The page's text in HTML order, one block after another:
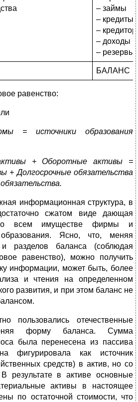
– займы
– кредиты
–
– доходы
– резервы
БАЛАНС
равенство:
= источники образования
+ Оборотные активы =
+ Долгосрочные обязательства
информационная структура, в
сжатом виде дающая
всем имуществе фирмы и
Ясно, что, меняя
разделов баланса (соблюдая
равенство), можно получить
информации, может быть, более
и чтения на определенном
развития, и при этом баланс не
пользовались отечественные
форму баланса. Сумма
была перенесена из пассива
фигурировала как источник
средств) в актив, но со
результате в активе основные
активы в настоящее
по остаточной стоимости, что